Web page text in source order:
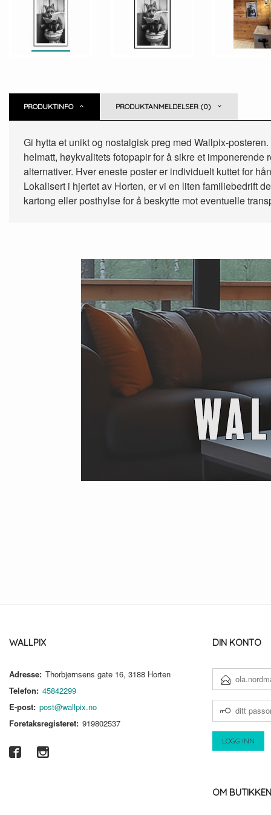
PRODUKTINFO PRODUKTANMELDELSER (0)
Gi hytta et unikt og nostalgisk preg med Wallpix-
helmatt, høykvalitets fotopapir for å sikre et
alternativer. Hver eneste poster er individuelt kuttet for
Lokalisert i hjertet av Horten, er vi en liten familiebedrift
kartong eller posthylse for å beskytte mot eventuelle
WALLPIX
Adresse: Thorbjørnsens gate 16, 3188 Horten
Telefon: 45842299
E-post: post@wallpix.no
Foretaksregisteret: 919802537
DIN KONTO
POSTADRESSE
PASSORD
OM BUTIKKEN